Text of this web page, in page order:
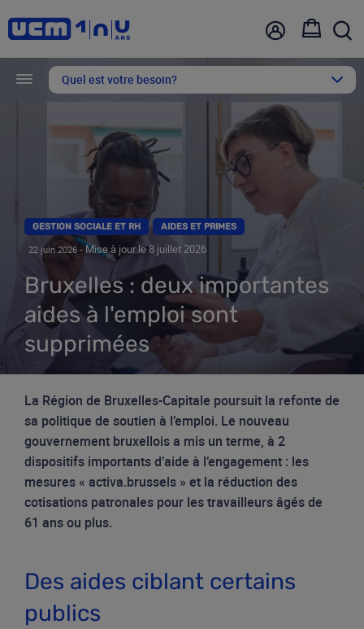
au
contenu
principal
bar
Quel est votre besoin?
GESTION SOCIALE ET RH AIDES ET PRIMES
22 juin 2026 - Mise à jour le 8 juillet 2026
Bruxelles : deux importantes
aides à l'emploi sont
supprimées
La Région de Bruxelles-Capitale poursuit la refonte de
sa politique de soutien à l’emploi. Le nouveau
gouvernement bruxellois a mis un terme, à 2
dispositifs importants d’aide à l’engagement : les
mesures « activa.brussels » et la réduction des
cotisations patronales pour les travailleurs âgés de
61 ans ou plus.
Des aides ciblant certains
publics